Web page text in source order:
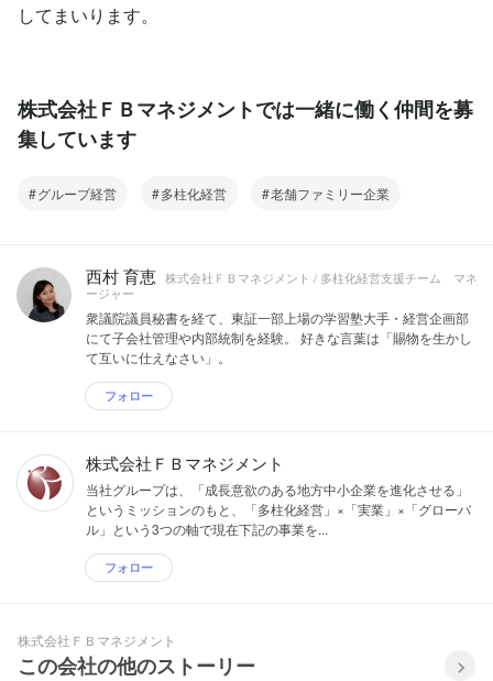
してまいります。
株式会社ＦＢマネジメントでは一緒に働く仲間を募
集しています
グループ経営 多柱化経営 老舗ファミリー企業
西村 育恵 株式会社ＦＢマネジメント / 多柱化経営支援チーム マネ
ージャー
衆議院議員秘書を経て、東証一部上場の学習塾大手・経営企画部
にて子会社管理や内部統制を経験。 好きな言葉は「賜物を生かし
て互いに仕えなさい」。
フォロー
株式会社ＦＢマネジメント
当社グループは、「成長意欲のある地方中小企業を進化させる」
というミッションのもと、「多柱化経営」×「実業」×「グローバ
ル」という3つの軸で現在下記の事業を...
フォロー
株式会社ＦＢマネジメント
この会社の他のストーリー